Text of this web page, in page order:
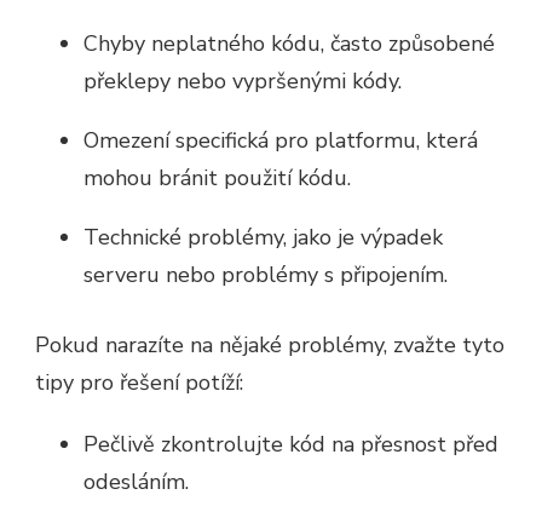
Chyby neplatného kódu, často způsobené
překlepy nebo vypršenými kódy.
Omezení specifická pro platformu, která
mohou bránit použití kódu.
Technické problémy, jako je výpadek
serveru nebo problémy s připojením.
Pokud narazíte na nějaké problémy, zvažte tyto
tipy pro řešení potíží:
Pečlivě zkontrolujte kód na přesnost před
odesláním.